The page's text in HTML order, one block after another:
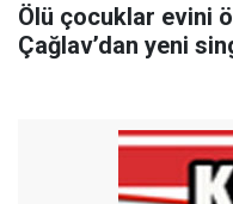
Ölü çocuklar evini
Çağlav’dan yeni